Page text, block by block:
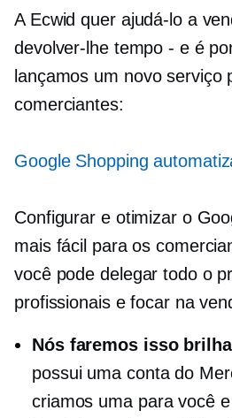
A Ecwid quer ajudá-lo a
devolver-lhe tempo - e é
lançamos um novo serviço
comerciantes:
Google Shopping
Configurar e otimizar o
mais fácil para os
você pode delegar todo o
profissionais e focar na
Nós faremos isso
possui uma conta do
criamos uma para você